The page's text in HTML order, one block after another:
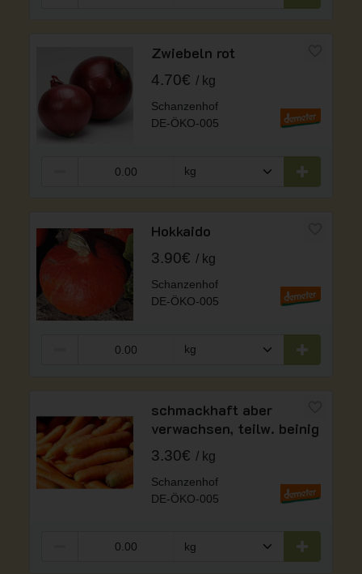
Zwiebeln rot
4.70€ kg
Schanzenhof
DE-ÖKO-005
Hokkaido
3.90€ kg
Schanzenhof
DE-ÖKO-005
schmackhaft aber
verwachsen, teilw. beinig
3.30€ kg
Schanzenhof
DE-ÖKO-005